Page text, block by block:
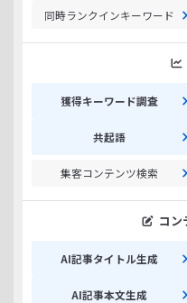
同時ランクインキーワード
獲得キーワード調査
共起語
集客コンテンツ検索
コン
AI記事タイトル生成
AI記事本文生成